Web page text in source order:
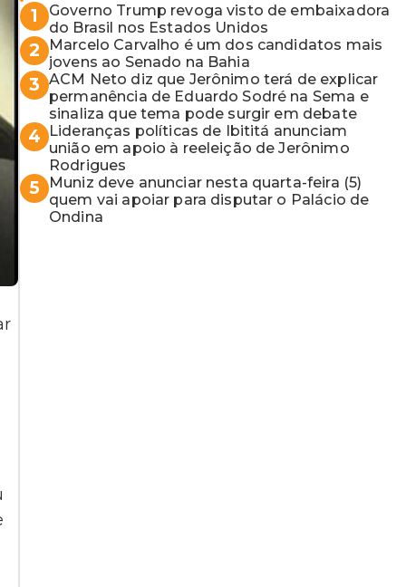
1
Governo Trump revoga visto de embaixadora
do Brasil nos Estados Unidos
2
Marcelo Carvalho é um dos candidatos mais
jovens ao Senado na Bahia
3 ACM Neto diz que Jerônimo terá de explicar
permanência de Eduardo Sodré na Sema e
sinaliza que tema pode surgir em debate
4
Lideranças políticas de Ibititá anunciam
união em apoio à reeleição de Jerônimo
Rodrigues
5
Muniz deve anunciar nesta quarta-feira (5)
quem vai apoiar para disputar o Palácio de
Ondina